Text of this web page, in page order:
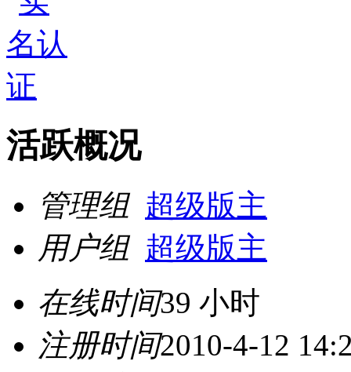
活跃概况
管理组 超级版主
用户组 超级版主
在线时间39 小时
注册时间2010-4-12